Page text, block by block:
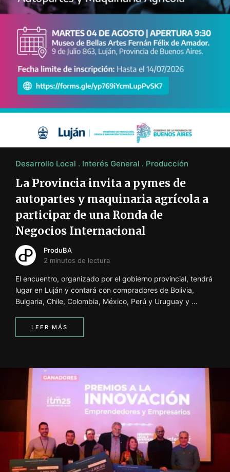
Desarrollo Local Interés General Producción
La Provincia invita a pymes de
autopartes y maquinaria agrícola a
participar de una Ronda de
Negocios Internacional
ProduBA
2 minutos de lectura
El encuentro, organizado por el gobierno provincial, tendrá
lugar en Luján y contará con compradores de Bolivia,
Bulgaria, Chile, Colombia, México, Perú y Uruguay y …
LEER MÁS